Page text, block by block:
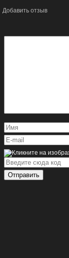
Добавить отзыв
Отправить